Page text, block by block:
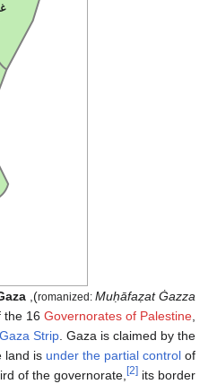
romanized: Muḥāfaẓat Ġazza
), also alternatively known as
the 16 Governorates of Palestine,
Gaza Strip. Gaza is claimed by the
land is under the partial control of
of the governorate, [2] its border